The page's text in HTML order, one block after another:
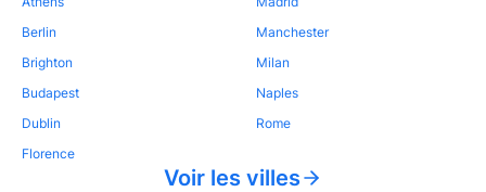
Berlin
Brighton
Budapest
Dublin
Florence
Manchester
Milan
Naples
Rome
Voir les villes